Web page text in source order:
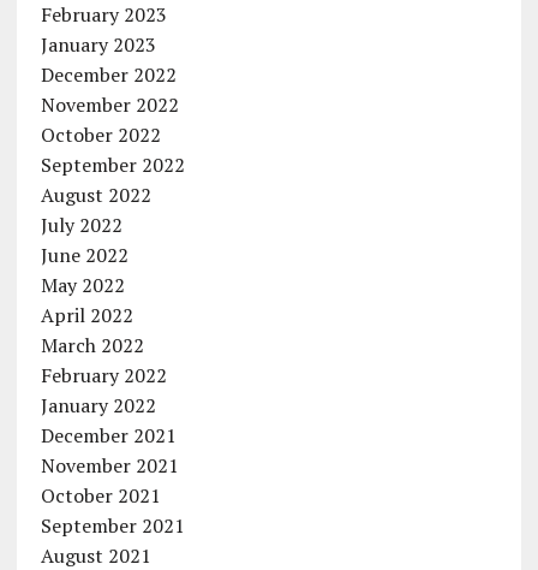
February 2023
January 2023
December 2022
November 2022
October 2022
September 2022
August 2022
July 2022
June 2022
May 2022
April 2022
March 2022
February 2022
January 2022
December 2021
November 2021
October 2021
September 2021
August 2021